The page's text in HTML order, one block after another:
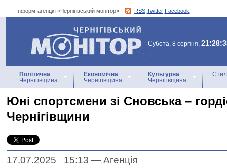
Інформ-агенція «Чернігівський монітор»: RSS Twitter Facebook
Інформ-агенція
«Чернігівський монітор»
Субота, 8 серпня,
Політична
Чернігівщина
Економічна
Чернігівщина
Культурна
Чернігівщина
Юні спортсмени зі Сновська –
Чернігівщини
17.07.2025 15:13 — Агенцiя